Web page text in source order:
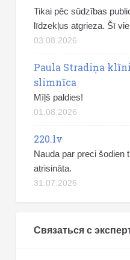
Tikai pēc sūdzības
līdzekļus atgrieza. Šī
03.08.2026
Paula Stradiņa
slimnīca
Mīļš paldies!
01.08.2026
220.lv
Nauda par preci šodien
atrisināta.
31.07.2026
Связаться с